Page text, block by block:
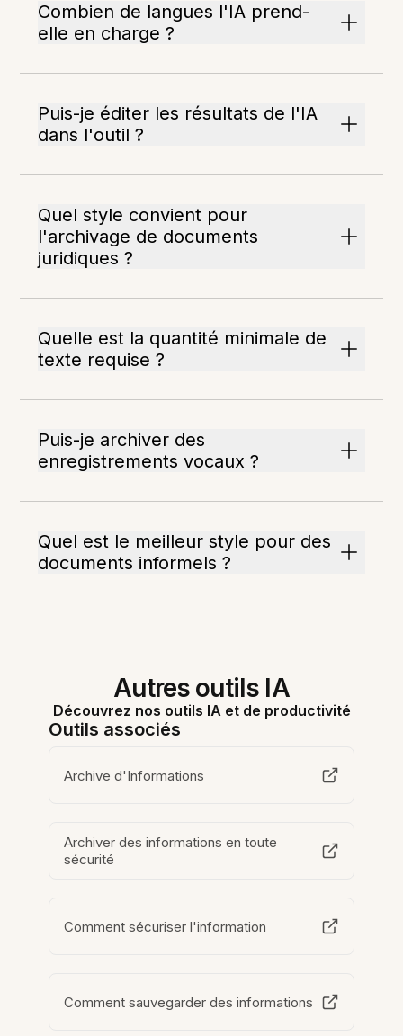
Combien de langues l'IA prend-
elle en charge ?
Puis-je éditer les résultats de l'IA
dans l'outil ?
Quel style convient pour
l'archivage de documents
juridiques ?
Quelle est la quantité minimale de
texte requise ?
Puis-je archiver des
enregistrements vocaux ?
Quel est le meilleur style pour des
documents informels ?
Autres outils IA
Découvrez nos outils IA et de productivité
Outils associés
Archive d'Informations
Archiver des informations en toute
sécurité
Comment sécuriser l'information
Comment sauvegarder des informations